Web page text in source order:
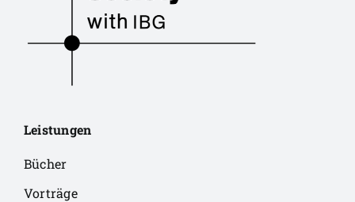
Leistungen
Bücher
Vorträge